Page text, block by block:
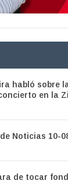
habló sobre
en la
Noticias 10-
de tocar